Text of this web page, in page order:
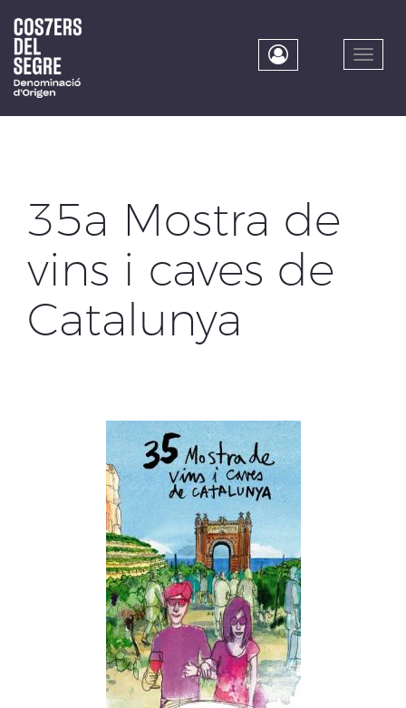
main
content
Toggle
35a Mostra de
vins i caves de
Catalunya